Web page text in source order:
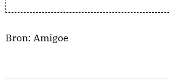
Bron: Amigoe